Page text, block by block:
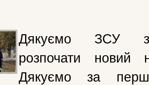
Дякуємо ЗСУ
розпочати новий
Дякуємо за